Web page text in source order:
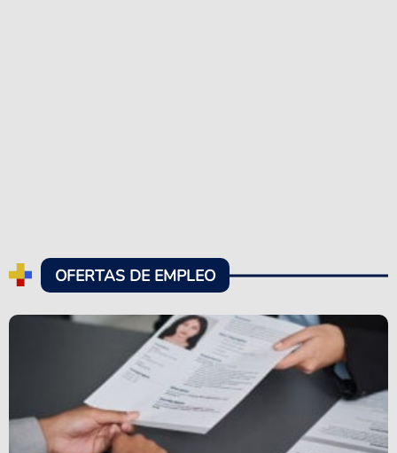
OFERTAS DE EMPLEO